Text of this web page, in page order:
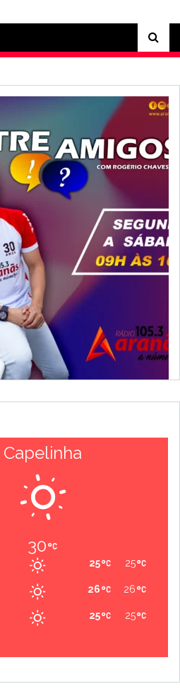
Capelinha
30
25
25
26
26
25
25